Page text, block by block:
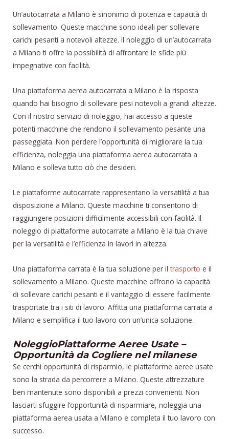
Un’autocarrata a Milano è sinonimo di potenza e capacità di
sollevamento. Queste macchine sono ideali per sollevare
carichi pesanti a notevoli altezze. Il noleggio di un’autocarrata
a Milano ti offre la possibilità di affrontare le sfide più
impegnative con facilità.
Una piattaforma aerea autocarrata a Milano è la risposta
quando hai bisogno di sollevare pesi notevoli a grandi altezze.
Con il nostro servizio di noleggio, hai accesso a queste
potenti macchine che rendono il sollevamento pesante una
passeggiata. Non perdere l’opportunità di migliorare la tua
efficienza, noleggia una piattaforma aerea autocarrata a
Milano e solleva tutto ciò che desideri.
Le piattaforme autocarrate rappresentano la versatilità a tua
disposizione a Milano. Queste macchine ti consentono di
raggiungere posizioni difficilmente accessibili con facilità. Il
noleggio di piattaforme autocarrate a Milano è la tua chiave
per la versatilità e l’efficienza in lavori in altezza.
Una piattaforma carrata è la tua soluzione per iltrasporto e il
sollevamento a Milano. Queste macchine offrono la capacità
di sollevare carichi pesanti e il vantaggio di essere facilmente
trasportate tra i siti di lavoro. Affitta una piattaforma carrata a
Milano e semplifica il tuo lavoro con un’unica soluzione.
NoleggioPiattaforme Aeree Usate –
Opportunità da Cogliere nel milanese
Se cerchi opportunità di risparmio, le piattaforme aeree usate
sono la strada da percorrere a Milano. Queste attrezzature
ben mantenute sono disponibili a prezzi convenienti. Non
lasciarti sfuggire l’opportunità di risparmiare, noleggia una
piattaforma aerea usata a Milano e completa il tuo lavoro con
successo.